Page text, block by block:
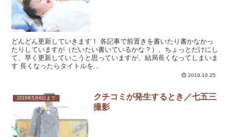
どんどん更新していきます！ 各記事で前置きを書いたり書かなかっ
たりしていますが（だいたい書いているかな？）、ちょっとだけにし
て、早く更新していこうと思っていますが、結局長くなってしまいま
す 長くなったらタイトルを...
2018.10.25
2019年5月6日まで
クチコミが発生するとき／七五三
撮影